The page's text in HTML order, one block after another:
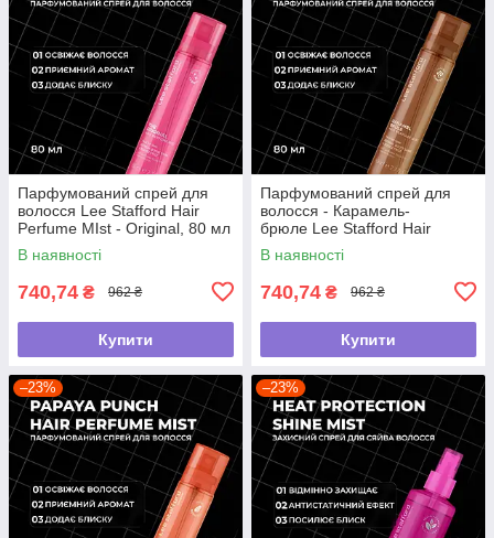
Парфумований спрей для
волосся Lee Stafford Hair
Perfume MIst - Original, 80 мл
В наявності
740,74 ₴ 962 ₴
Купити
Парфумований спрей для
волосся - Карамель-
брюле Lee Stafford Hair
Perfume Mist - Caramel
Brulee, 80 мл
В наявності
740,74 ₴ 962 ₴
Купити
–23% –23%